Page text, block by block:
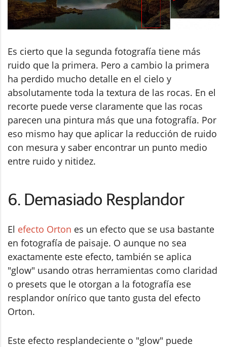
Es cierto que la segunda fotografía tiene más
ruido que la primera. Pero a cambio la primera
ha perdido mucho detalle en el cielo y
absolutamente toda la textura de las rocas. En el
recorte puede verse claramente que las rocas
parecen una pintura más que una fotografía. Por
eso mismo hay que aplicar la reducción de ruido
con mesura y saber encontrar un punto medio
entre ruido y nitidez.
6. Demasiado Resplandor
El efecto Orton es un efecto que se usa bastante
en fotografía de paisaje. O aunque no sea
exactamente este efecto, también se aplica
"glow" usando otras herramientas como claridad
o presets que le otorgan a la fotografía ese
resplandor onírico que tanto gusta del efecto
Orton.
Este efecto resplandeciente o "glow" puede